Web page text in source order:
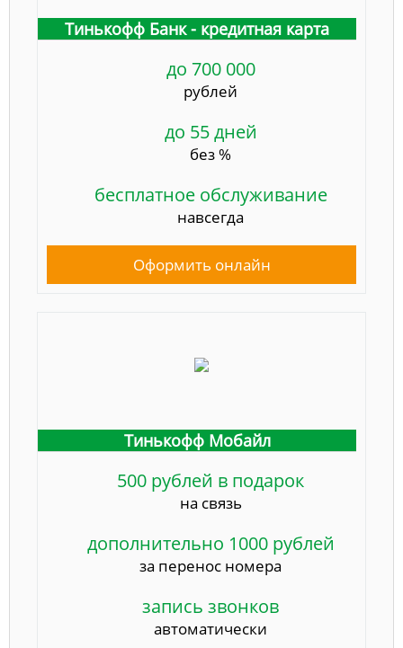
Тинькофф Банк - кредитная карта
до 700 000
рублей
до 55 дней
без %
бесплатное обслуживание
навсегда
Оформить онлайн
Тинькофф Мобайл
500 рублей в подарок
на связь
дополнительно 1000 рублей
за перенос номера
запись звонков
автоматически